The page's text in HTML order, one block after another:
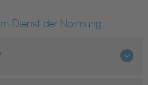
Dienst der Normung